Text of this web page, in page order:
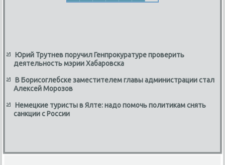
Юрий Трутнев поручил Генпрокуратуре проверить
деятельность мэрии Хабаровска
В Борисоглебске заместителем главы администрации стал
Алексей Морозов
Немецкие туристы в Ялте: надо помочь политикам снять
санкции с России